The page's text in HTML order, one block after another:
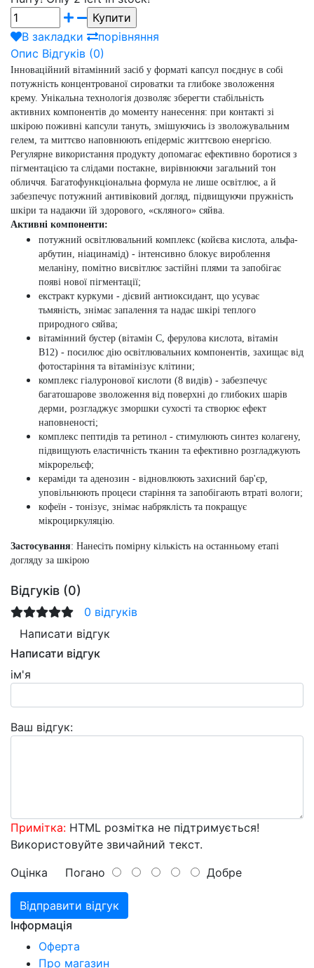
В закладки
порівняння
Опис Відгуків (0)
Інноваційний вітамінний засіб у форматі капсул поєднує в собі
потужність концентрованої сироватки та глибоке зволоження
крему. Унікальна технологія дозволяє зберегти стабільність
активних компонентів до моменту нанесення: при контакті зі
шкірою поживні капсули тануть, змішуючись із зволожувальним
гелем, та миттєво наповнюють епідерміс життєвою енергією.
Регулярне використання продукту допомагає ефективно боротися з
пігментацією та слідами постакне, вирівнюючи загальний тон
обличчя. Багатофункціональна формула не лише освітлює, а й
забезпечує потужний антивіковий догляд, підвищуючи пружність
шкіри та надаючи їй здорового, «скляного» сяйва.
Активні компоненти:
потужний освітлювальний комплекс (койєва кислота, альфа-
арбутин, ніацинамід) - інтенсивно блокує вироблення
меланіну, помітно висвітлює застійні плями та запобігає
появі нової пігментації;
екстракт куркуми - дієвий антиоксидант, що усуває
тьмяність, знімає запалення та надає шкірі теплого
природного сяйва;
вітамінний бустер (вітамін С, ферулова кислота, вітамін
В12) - посилює дію освітлювальних компонентів, захищає від
фотостаріння та вітамінізує клітини;
комплекс гіалуронової кислоти (8 видів) - забезпечує
багатошарове зволоження від поверхні до глибоких шарів
дерми, розгладжує зморшки сухості та створює ефект
наповненості;
комплекс пептидів та ретинол - стимулюють синтез колагену,
підвищують еластичність тканин та ефективно розгладжують
мікрорельєф;
кераміди та аденозин - відновлюють захисний бар'єр,
уповільнюють процеси старіння та запобігають втраті вологи;
кофеїн - тонізує, знімає набряклість та покращує
мікроциркуляцію.
Застосування: Нанесіть помірну кількість на останньому етапі
догляду за шкірою
Відгуків (0)
0 відгуків
Написати відгук
Написати відгук
ім'я
Ваш відгук:
Примітка: HTML розмітка не підтримується!
Використовуйте звичайний текст.
Оцінка Погано Добре
Відправити відгук
Інформація
Оферта
Про магазин